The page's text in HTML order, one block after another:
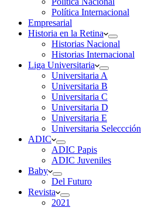
Política Internacional
Empresarial
Historia en la Retina
Historias Nacional
Historias Internacional
Liga Universitaria
Universitaria A
Universitaria B
Universitaria C
Universitaria D
Universitaria E
Universitaria Seleccción
ADIC
ADIC Papis
ADIC Juveniles
Baby
Del Futuro
Revista
2021